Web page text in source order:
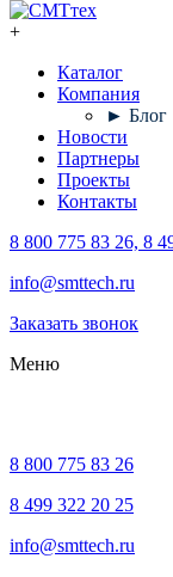
+
Каталог
Компания
► Блог
Новости
Партнеры
Проекты
Контакты
8 800 775 83 26, 8
info@smttech.ru
Заказать звонок
Меню
8 800 775 83 26
8 499 322 20 25
info@smttech.ru